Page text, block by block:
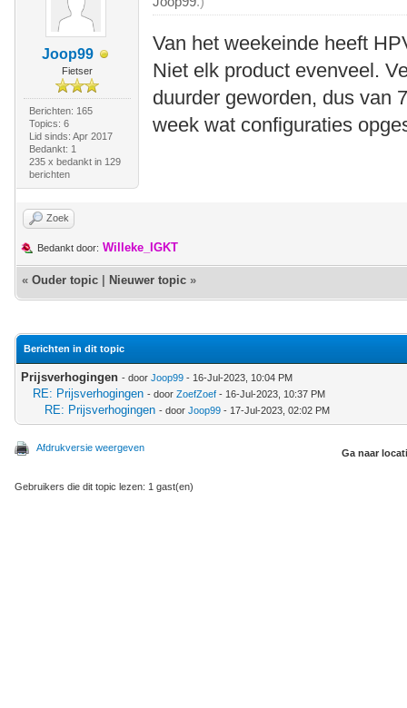
Joop99
Fietser
Berichten: 165
Topics: 6
Lid sinds: Apr 2017
Bedankt: 1
235 x bedankt in 129
berichten
Van het weekeinde heeft
Niet elk product evenveel.
duurder geworden, dus van
week wat configuraties
Zoek
Bedankt door: Willeke_IGKT
« Ouder topic Nieuwer topic »
Berichten in dit topic
Prijsverhogingen - door Joop99 - 16-Jul-2023, 10:04 PM
RE: Prijsverhogingen - door ZoefZoef - 16-Jul-2023, 10:37 PM
RE: Prijsverhogingen - door Joop99 - 17-Jul-2023, 02:02 PM
Afdrukversie weergeven Ga naar
Gebruikers die dit topic lezen: 1 gast(en)